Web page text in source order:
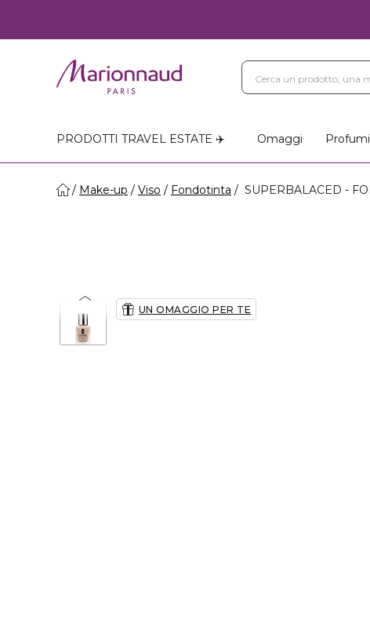
PRODOTTI TRAVEL ESTATE ✈️ Omaggi Profumi
Make-up Viso Fondotinta SUPERBALACED -
UN OMAGGIO PER TE